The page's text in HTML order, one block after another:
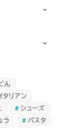
ん
タリアン
シューズ
ラ
パスタ